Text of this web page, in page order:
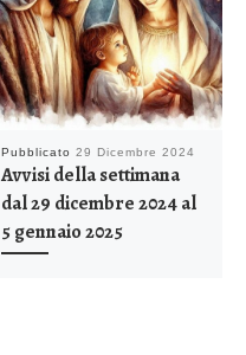
Pubblicato 29 Dicembre 2024
Avvisi della settimana
dal 29 dicembre 2024 al
5 gennaio 2025